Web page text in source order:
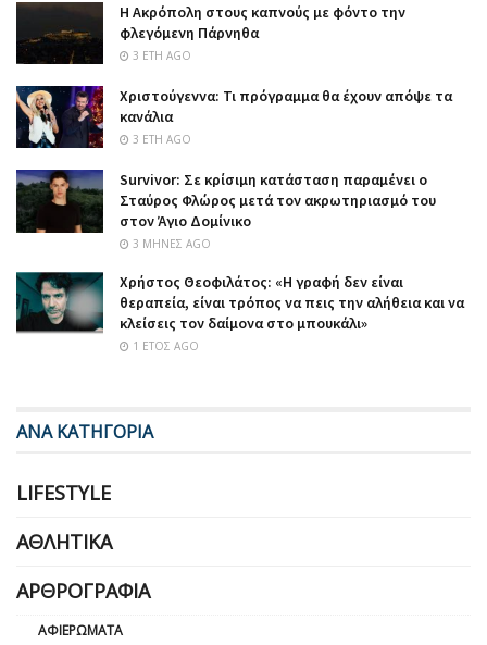
Η Ακρόπολη στους καπνούς με φόντο την
φλεγόμενη Πάρνηθα
3 ΈΤΗ AGO
Χριστούγεννα: Τι πρόγραμμα θα έχουν απόψε τα
κανάλια
3 ΈΤΗ AGO
Survivor: Σε κρίσιμη κατάσταση παραμένει ο
Σταύρος Φλώρος μετά τον ακρωτηριασμό του
στον Άγιο Δομίνικο
3 ΜΉΝΕΣ AGO
Χρήστος Θεοφιλάτος: «Η γραφή δεν είναι
θεραπεία, είναι τρόπος να πεις την αλήθεια και να
κλείσεις τον δαίμονα στο μπουκάλι»
1 ΈΤΟΣ AGO
ΑΝΑ ΚΑΤΗΓΟΡΙΑ
LIFESTYLE
ΑΘΛΗΤΙΚΆ
ΑΡΘΡΟΓΡΑΦΊΑ
ΑΦΙΕΡΏΜΑΤΑ